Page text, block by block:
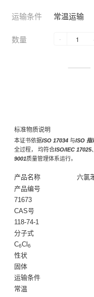
运输条件 常温运输
数量 -
标准物质说明
本证书依据ISO 17034 与ISO 指
全过程， 均符合ISO/IEC 17025、
9001质量管理体系运行。
产品名称
六氯
产品编号
71673
CAS号
118-74-1
分子式
C6Cl 6
性状
固体
运输条件
常温